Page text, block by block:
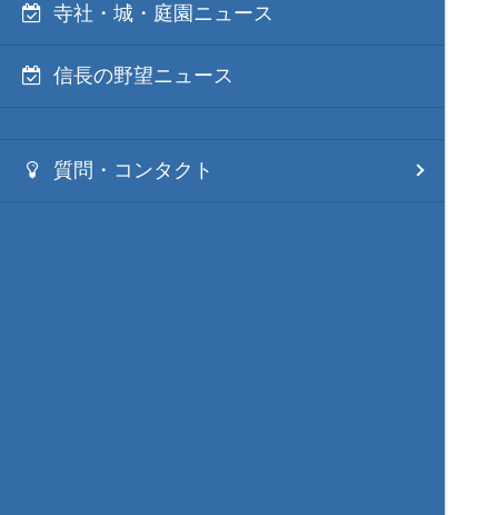
寺社・城・庭園ニュース
信長の野望ニュース
質問・コンタクト